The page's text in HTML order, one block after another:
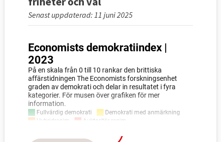
Senast uppdaterad: 11 juni 2025